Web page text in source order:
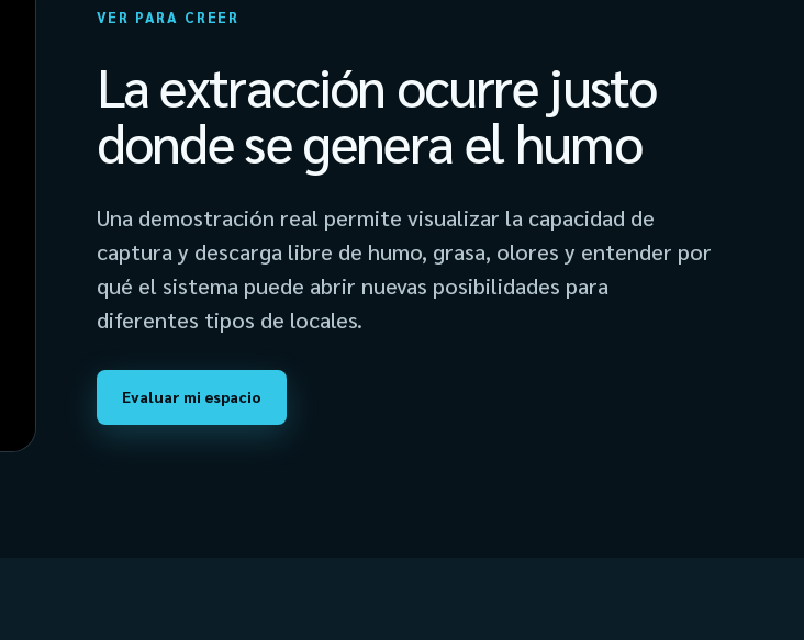
VER PARA CREER
La extracción ocurre justo
donde se genera el humo
Una demostración real permite visualizar la capacidad de
captura y descarga libre de humo, grasa, olores y entender por
qué el sistema puede abrir nuevas posibilidades para
diferentes tipos de locales.
Evaluar mi espacio